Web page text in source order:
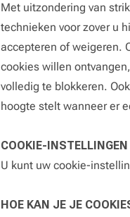
Met uitzondering van
technieken voor zover u
accepteren of weigeren.
cookies willen
volledig te blokkeren.
hoogte stelt wanneer er
COOKIE-
U kunt uw cookie-
HOE KAN JE JE